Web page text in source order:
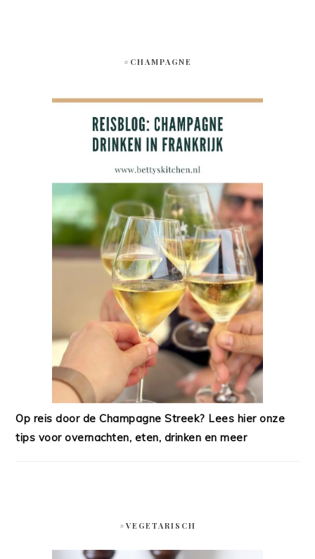
#CHAMPAGNE
Op reis door de Champagne Streek? Lees hier onze
tips voor overnachten, eten, drinken en meer
#VEGETARISCH